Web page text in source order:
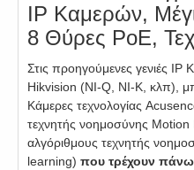
IP Καμερών,
8 Θύρες PoE,
Στις προηγούμενες γενιές IP
Hikvision (NI-Q, NI-K, κλπ),
Κάμερες τεχνολογίας
τεχνητής νοημοσύνης Motion
αλγόριθμους τεχνητής
learning) που τρέχουν πάνω